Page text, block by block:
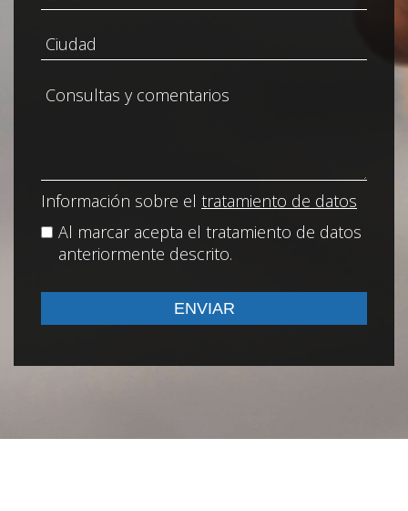
Información sobre el tratamiento de datos
Al marcar acepta el tratamiento de datos
anteriormente descrito.